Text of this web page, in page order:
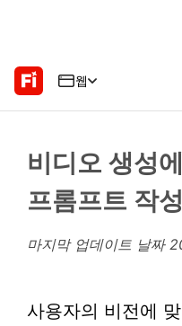
웹
비디오 생성
프롬프트 작성
마지막 업데이트 날짜
사용자의 비전에